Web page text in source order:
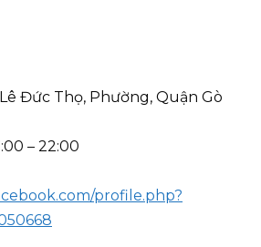
Đức Thọ, Phường, Quận Gò
– 22:00
profile.php?